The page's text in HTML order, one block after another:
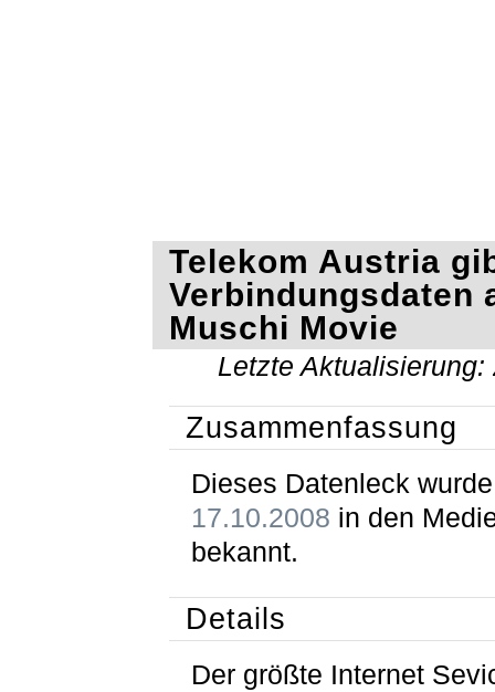
Telekom Austria
Verbindungsdaten
Muschi Movie
Letzte Aktualisierung:
Zusammenfassung
Dieses Datenleck
17.10.2008 in den
bekannt.
Details
Der größte Internet